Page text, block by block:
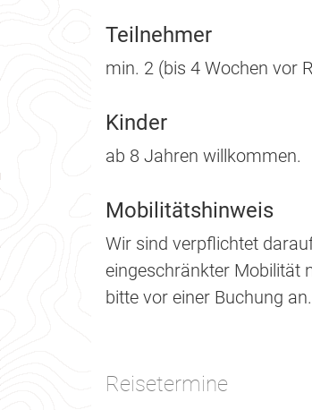
Teilnehmer
min. 2 (bis 4 Wochen vor
Kinder
ab 8 Jahren willkommen.
Mobilitätshinweis
Wir sind verpflichtet
eingeschränkter Mobilität
bitte vor einer Buchung an.
Reisetermine